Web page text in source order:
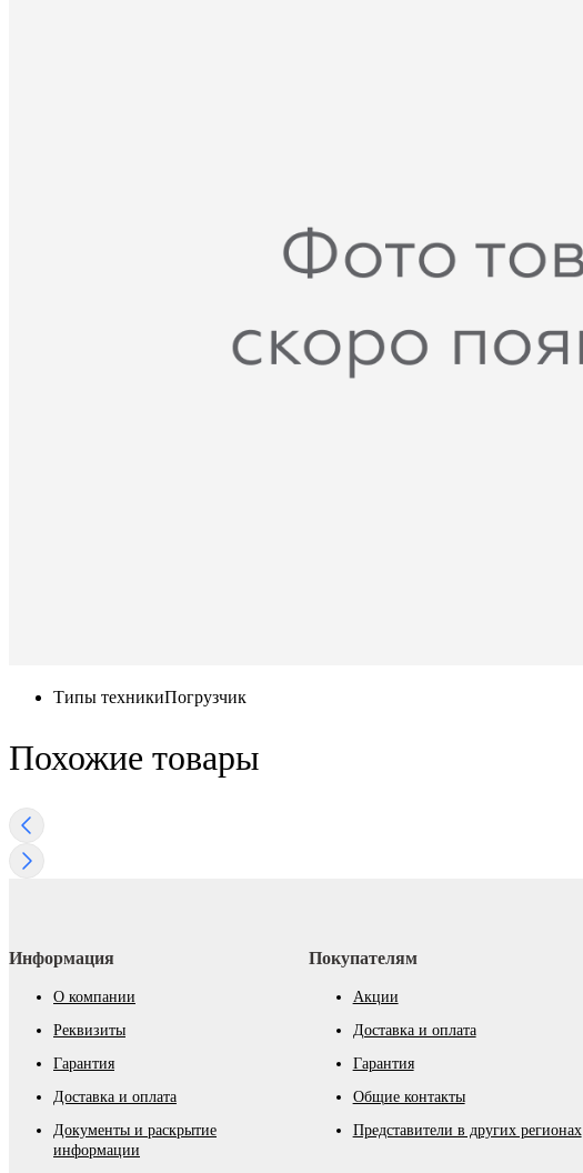
Типы техникиПогрузчик
Похожие товары
Информация
О компании
Реквизиты
Гарантия
Доставка и оплата
Документы и раскрытие
информации
Покупателям
Акции
Доставка и оплата
Гарантия
Общие контакты
Представители в других регионах